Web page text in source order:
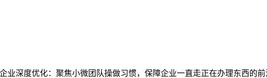
业深度优化：聚焦小微团队操做习惯，保障企业一直走正在办理东西的